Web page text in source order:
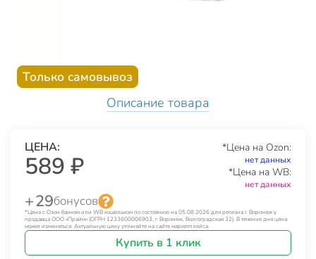
Только самовывоз
Описание товара
ЦЕНА:
589 ₽
*Цена на Ozon:
нет данных
*Цена на WB:
нет данных
+ 29бонусов
*Цена с Озон банком или WB кошельком по состоянию на 05.08.2026 для региона г. Воронеж у
продавца ООО «Прайм» (ОГРН 1233600006903, г. Воронеж, Волгоградская 32). В течение дня цена
может изменяться. Актуальную цену уточняйте на сайте маркетплейса.
Купить в 1 клик